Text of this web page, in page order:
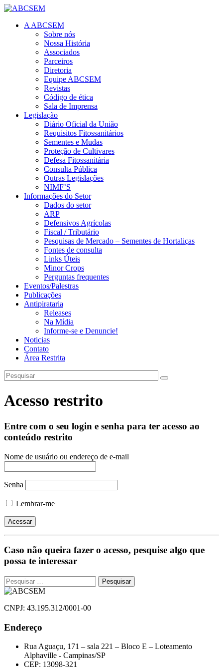
A ABCSEM
Sobre nós
Nossa História
Associados
Parceiros
Diretoria
Equipe ABCSEM
Revistas
Código de ética
Sala de Imprensa
Legislação
Diário Oficial da União
Requisitos Fitossanitários
Sementes e Mudas
Proteção de Cultivares
Defesa Fitossanitária
Consulta Pública
Outras Legislações
NIMF’S
Informações do Setor
Dados do setor
ARP
Defensivos Agrícolas
Fiscal / Tributário
Pesquisas de Mercado – Sementes de Hortaliças
Fontes de consulta
Links Úteis
Minor Crops
Perguntas frequentes
Eventos/Palestras
Publicações
Antipirataria
Releases
Na Mídia
Informe-se e Denuncie!
Noticias
Contato
Área Restrita
Acesso restrito
Entre com o seu login e senha para ter acesso ao
conteúdo restrito
Nome de usuário ou endereço de e-mail
Senha
Lembrar-me
Caso não queira fazer o acesso, pesquise algo que
possa te interessar
Pesquisar
por:
CNPJ: 43.195.312/0001-00
Endereço
Rua Aguaçu, 171 – sala 221 – Bloco E – Loteamento
Alphaville - Campinas/SP
CEP: 13098-321